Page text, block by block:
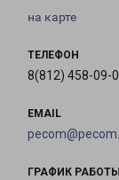
на карте
ТЕЛЕФОН
8(812) 458-09-
EMAIL
ГРАФИК РАБОТЫ